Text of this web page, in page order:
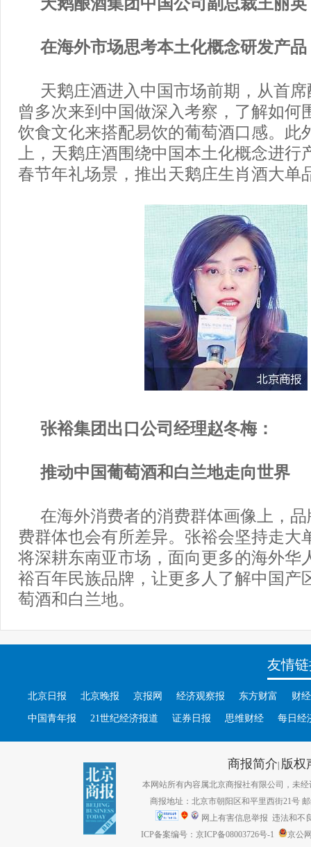
在海外市场思考本土化概念研发产品
天鹅庄酒进入中国市场前期，从首
曾多次来到中国做深入考察，了解如何
饮食文化来搭配易饮的葡萄酒口感。此
上，天鹅庄酒围绕中国本土化概念进行
春节年礼场景，推出天鹅庄生肖酒大单
张裕集团出口公司经理赵冬梅：
推动中国葡萄酒和白兰地走向世界
在海外消费者的消费群体画像上，
费群体也会有所差异。张裕会坚持走大
将深耕东南亚市场，面向更多的海外华
裕百年民族品牌，让更多人了解中国产
萄酒和白兰地。
友情
北京日报 北京晚报 京报网 经济观察报 东方财富 财
中国青年报 21世纪经济报道 证券日报 思维财经 每日经
商报简介| 版权
本网站所有内容属北京商报社有限公司，未经
商报地址：北京市朝阳区和平里西街21号
网上有害信息举报 违法和不
ICP备案编号：京ICP备08003726号-1
京公